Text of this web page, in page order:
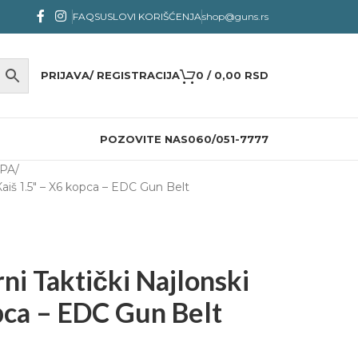
FAQSUSLOVI KORIŠĆENJAshop@guns.rs
PRIJAVA/ REGISTRACIJA 0 / 0,00 RSD
POZOVITE NAS060/051-7777
1.5″ – X6 kopca – EDC Gun Belt
Taktički Najlonski
– EDC Gun Belt